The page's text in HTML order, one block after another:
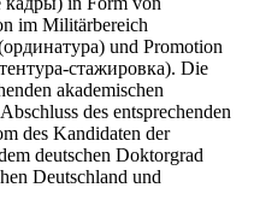
im Militärbereich
und Promotion
стажировка). Die
akademischen
des entsprechenden
des Kandidaten der
deutschen Doktorgrad
Deutschland und